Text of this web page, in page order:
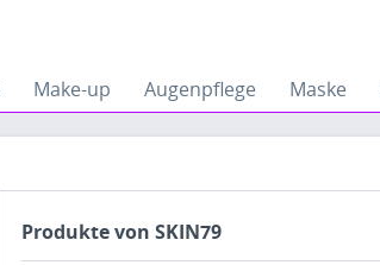
Make-up Augenpflege Maske
Produkte von SKIN79